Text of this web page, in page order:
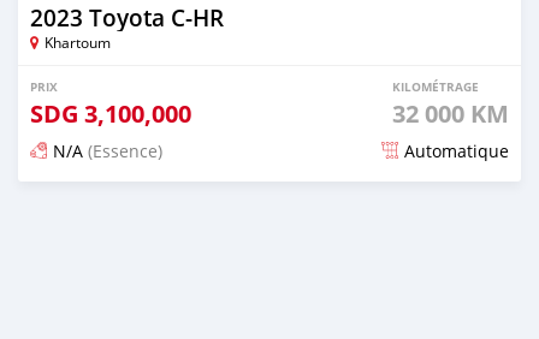
2023 Toyota C-HR
Khartoum
PRIX
SDG 3,100,000
KILOMÉTRAGE
32 000 KM
N/A (Essence) Automatique